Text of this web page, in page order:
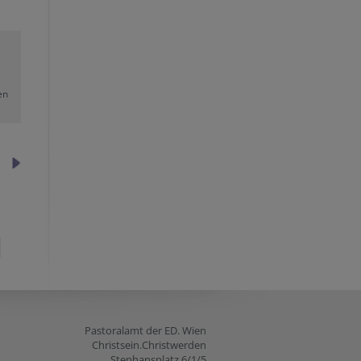
Pastoralamt der ED. Wien
Christsein.Christwerden